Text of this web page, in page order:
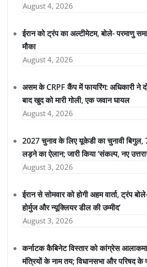
August 4, 2026
ईरान को ट्रंप का अल्टीमेटम, बोले- परमाणु
मौका
August 4, 2026
असम के CRPF कैंप में फायरिंग: अधिकारी ने
बाद खुद को मारी गोली, एक जवान घायल
August 4, 2026
2027 चुनाव के लिए यूकेडी का चुनावी
लड़ने का ऐलान; जारी किया ‘संकल्प, नए
August 3, 2026
ईरान से सोमवार को होगी अहम वार्ता, ट्रंप
होर्मुज और न्यूक्लियर डील की उम्मीद’
August 3, 2026
कर्नाटक कैबिनेट विस्तार को कांग्रेस
मंत्रियों के नाम तय; विधानसभा और परिषद के